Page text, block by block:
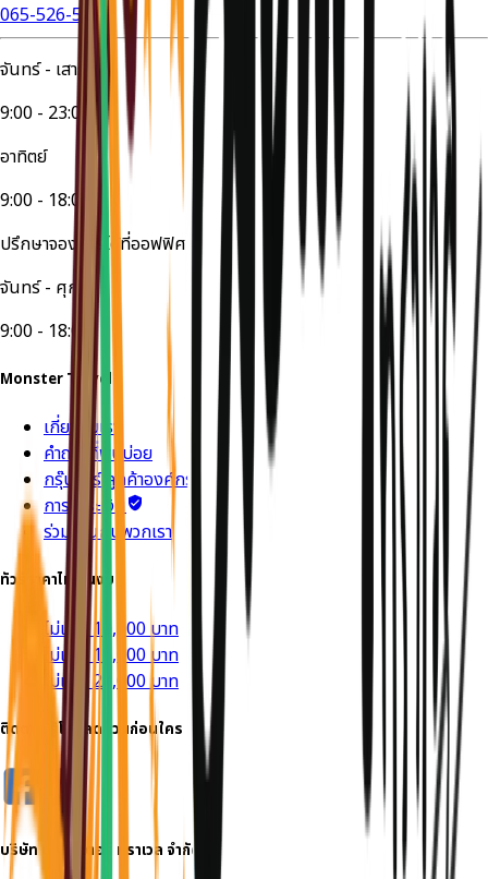
065-526-5447
จันทร์ - เสาร์
9:00 - 23:00
อาทิตย์
9:00 - 18:00
ปรึกษาจองทัวร์ได้ที่ออฟฟิศ
จันทร์ - ศุกร์
9:00 - 18:00
Monster Travel
เกี่ยวกับเรา
คำถามที่พบบ่อย
กรุ๊ปทัวร์ ลูกค้าองค์กร
การชำระเงิน
ร่วมงานกับพวกเรา
ทัวร์ราคาไม่เกินงบ
ไม่เกิน 10,000 บาท
ไม่เกิน 15,000 บาท
ไม่เกิน 20,000 บาท
ติดตาม รู้โปรลดด่วนก่อนใคร
บริษัท มอนสเตอร์ ทราเวล จำกัด